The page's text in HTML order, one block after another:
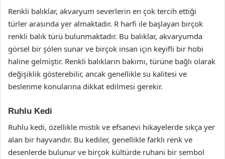
Renkli balıklar, akvaryum severlerin en çok tercih ettiği
türler arasında yer almaktadır. R harfi ile başlayan birçok
renkli balık türü bulunmaktadır. Bu balıklar, akvaryumda
görsel bir şölen sunar ve birçok insan için keyifli bir hobi
haline gelmiştir. Renkli balıkların bakımı, türüne bağlı olarak
değişiklik gösterebilir, ancak genellikle su kalitesi ve
beslenme konularına dikkat edilmesi gerekir.
Ruhlu Kedi
Ruhlu kedi, özellikle mistik ve efsanevi hikayelerde sıkça yer
alan bir hayvandır. Bu kediler, genellikle farklı renk ve
desenlerde bulunur ve birçok kültürde ruhani bir sembol